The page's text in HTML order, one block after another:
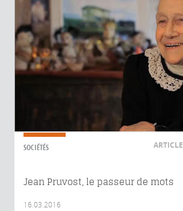
SOCIÉTÉS ARTICLE
Jean Pruvost, le passeur de mots
16.03.2016